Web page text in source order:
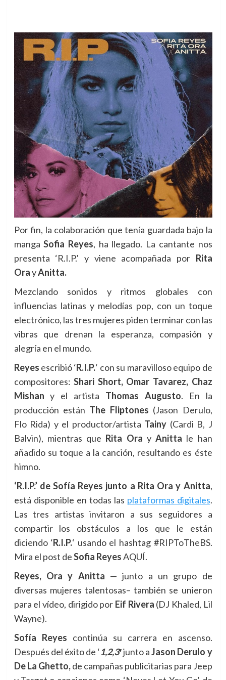
Por fin, la colaboración que tenía guardada bajo la
mangaSofia Reyes, ha llegado. La cantante nos
presenta ‘R.I.P.’ y viene acompañada por Rita
OrayAnitta.
Mezclando sonidos y ritmos globales con
influencias latinas y melodías pop, con un toque
electrónico, las tres mujeres piden terminar con las
vibras que drenan la esperanza, compasión y
alegría en el mundo.
Reyes escribió ‘R.I.P.‘ con su maravilloso equipo de
compositores:Shari Short, Omar Tavarez, Chaz
Mishan y el artista Thomas Augusto. En la
producción están The Fliptones (Jason Derulo,
Flo Rida) y el productor/artista Tainy (Cardi B, J
Balvin), mientras que Rita Ora y Anitta le han
añadido su toque a la canción, resultando es éste
himno.
‘R.I.P.’ de Sofía Reyes junto a Rita Ora y Anitta,
está disponible en todas las plataformas digitales.
Las tres artistas invitaron a sus seguidores a
compartir los obstáculos a los que le están
diciendo ‘R.I.P.‘ usando el hashtag #RIPToTheBS.
Mira el post deSofia ReyesAQUÍ.
Reyes, Ora y Anitta — junto a un grupo de
diversas mujeres talentosas– también se unieron
para el vídeo, dirigido por Eif Rivera (DJ Khaled, Lil
Wayne).
Sofía Reyes continúa su carrera en ascenso.
Después del éxito de ‘1,2,3′junto aJason Derulo y
De La Ghetto,de campañas publicitarias para Jeep